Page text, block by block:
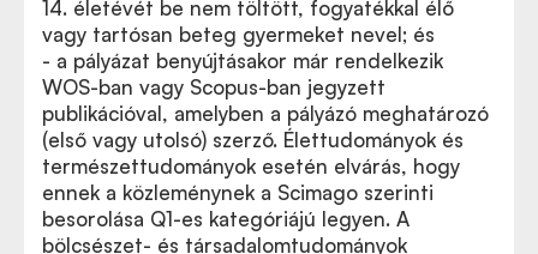
14. életévét be nem töltött, fogyatékkal élő
vagy tartósan beteg gyermeket nevel; és
- a pályázat benyújtásakor már rendelkezik
WOS-ban vagy Scopus-ban jegyzett
publikációval, amelyben a pályázó meghatározó
(első vagy utolsó) szerző. Élettudományok és
természettudományok esetén elvárás, hogy
ennek a közleménynek a Scimago szerinti
besorolása Q1-es kategóriájú legyen. A
bölcsészet- és társadalomtudományok